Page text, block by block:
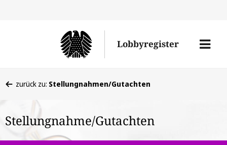
Lobbyregister
Menü
befinden
hier:
zurück zu: Stellungnahmen/Gutachten
Stellungnahme/Gutachten